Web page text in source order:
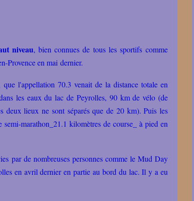
niveau, bien connues de tous les sportifs comme
Provence en mai dernier.
l'appellation 70.3 venait de la distance totale en
les eaux du lac de Peyrolles, 90 km de vélo (de
lieux ne sont séparés que de 20 km). Puis les
marathon_21.1 kilomètres de course_ à pied en
par de nombreuses personnes comme le Mud Day
en avril dernier en partie au bord du lac. Il y a eu